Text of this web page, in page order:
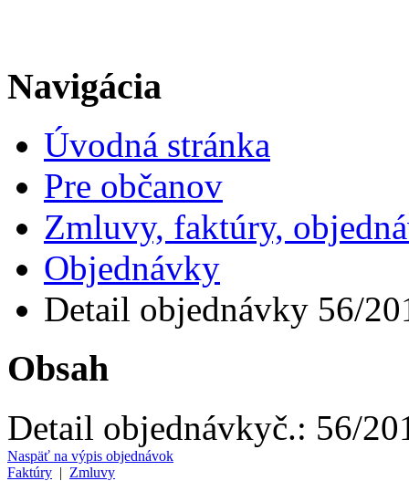
Navigácia
Úvodná stránka
Pre občanov
Zmluvy, faktúry,
Objednávky
Detail objednávky 56/
Obsah
Detail objednávkyč.: 56/
Naspäť na výpis objednávok
Faktúry | Zmluvy